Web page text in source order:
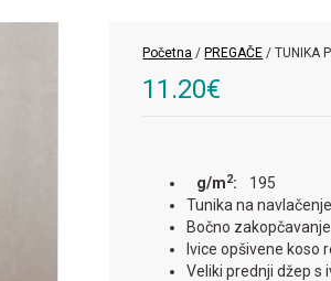
Početna / PREGAČE / TUNIKA
11.20€
g/m2:
195
Tunika na
Bočno
Ivice opšivene koso
Veliki prednji džep s